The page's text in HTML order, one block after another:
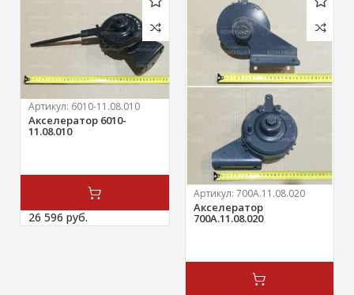
Артикул: 6010-11.08.010
Акселератор 6010-
11.08.010
26 596 руб.
Артикул: 700А.11.08.020
Акселератор
700А.11.08.020